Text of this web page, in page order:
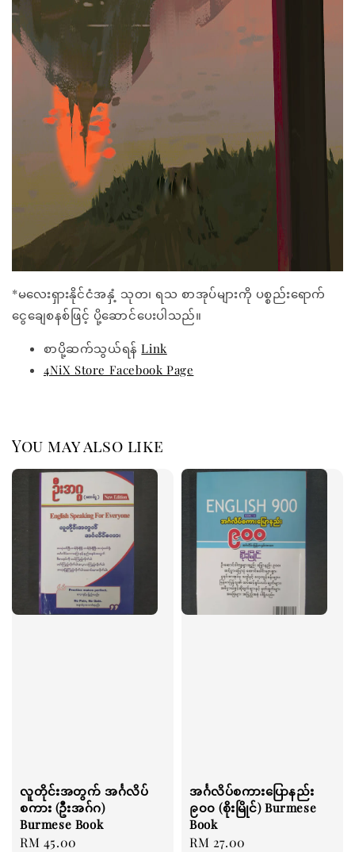
*မလေးရှားနိုင်ငံအနှံ့ သုတ၊ ရသ စာအုပ်များကို ပစ္စည်းရောက်
ငွေချေစနစ်ဖြင့် ပို့ဆောင်ပေးပါသည်။
စာပို့ဆက်သွယ်ရန်Link
4NiX Store Facebook Page
You may also like
လူတိုင်းအတွက် အင်္ဂလိပ်
စကား (ဦးအဂ်ဂ)
Burmese Book
Regular
RM 45.00
အင်္ဂလိပ်စကားပြောနည်း
၉၀၀ (စိုးမြိုင်) Burmese
Book
Regular
RM 27.00